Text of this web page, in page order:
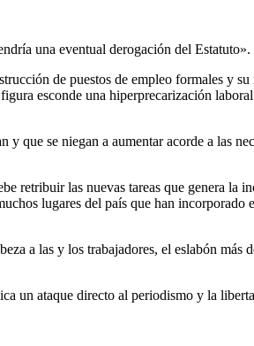
una eventual derogación del Estatuto».
de puestos de empleo formales y
esconde una hiperprecarización
que se niegan a aumentar acorde a las
retribuir las nuevas tareas que genera la
lugares del país que han incorporado
a las y los trabajadores, el eslabón más
un ataque directo al periodismo y la